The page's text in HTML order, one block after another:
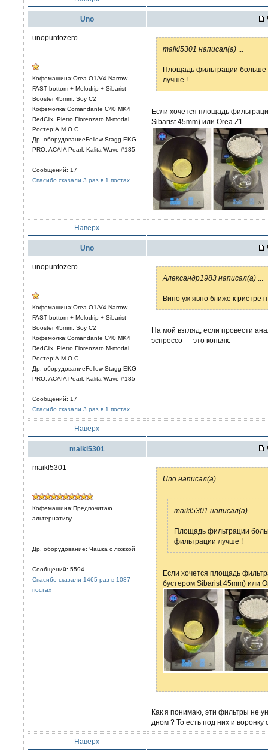
Uno
unopuntozero
Кофемашина:Orea O1/V4 Narrow
FAST bottom + Melodrip + Sibarist
Booster 45mm; Soy C2
Кофемолка:Comandante C40 MK4
RedClix, Pietro Fiorenzato M-modal
Ростер:A.M.O.C.
Др. оборудованиеFellow Stagg EKG
PRO, ACAIA Pearl, Kalita Wave #185
Сообщений: 17
Спасибо сказали 3 раз в 1 постах
maikl5301 написал(а)
Площадь фильтрации больше
лучше !
Если хочется площадь
Sibarist 45mm) или Orea Z1.
Наверх
Uno
unopuntozero
Кофемашина:Orea O1/V4 Narrow
FAST bottom + Melodrip + Sibarist
Booster 45mm; Soy C2
Кофемолка:Comandante C40 MK4
RedClix, Pietro Fiorenzato M-modal
Ростер:A.M.O.C.
Др. оборудованиеFellow Stagg EKG
PRO, ACAIA Pearl, Kalita Wave #185
Сообщений: 17
Спасибо сказали 3 раз в 1 постах
Александр1983 написал(а)
Вино уж явно ближе к
На мой взгляд, если провести
эспрессо — это коньяк.
Наверх
maikl5301
maikl5301
Кофемашина:Предпочитаю
альтернативу
Др. оборудование: Чашка с ложкой
Сообщений: 5594
Спасибо сказали 1465 раз в 1087
постах
Uno написал(а)
maikl5301 написал(а)
Площадь фильтрации
фильтрации лучше !
Если хочется площадь
бустером Sibarist 45mm) или
Как я понимаю, эти фильтры не
дном ? То есть под них и
Наверх